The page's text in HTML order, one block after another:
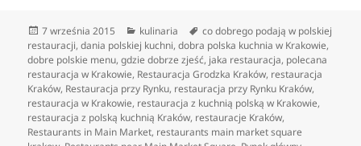
Data
publikacji
7 września 2015 Kategorie
kulinaria Tagi
co dobrego podają w polskiej
restauracji,dania polskiej kuchni,dobra polska kuchnia w Krakowie,
dobre polskie menu,gdzie dobrze zjeść, jaka restauracja, polecana
restauracja w Krakowie, Restauracja Grodzka Kraków, restauracja
Kraków, Restauracja przy Rynku, restauracja przy Rynku Kraków,
restauracja w Krakowie, restauracja z kuchnią polską w Krakowie,
restauracja z polską kuchnią Kraków, restauracje Kraków,
Restaurants in Main Market, restaurants main market square